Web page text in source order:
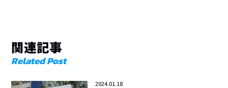
関連記事
Related Post
2024.01.18